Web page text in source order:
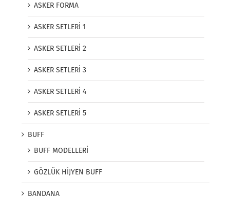
ASKER FORMA
ASKER SETLERİ 1
ASKER SETLERİ 2
ASKER SETLERİ 3
ASKER SETLERİ 4
ASKER SETLERİ 5
BUFF
BUFF MODELLERİ
GÖZLÜK HİJYEN BUFF
BANDANA